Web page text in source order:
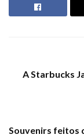
A Starbucks
Souvenirs feitos